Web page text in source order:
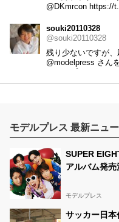
@DKmrcon https://
souki20110328
@souki20110328
残り少ないですが
@modelpress さん
スターコン https://
男子中学生ミスター
ートをたくさんの
ファイナルに進めま
をフォローして公
ます！応援よろし
ターコン
モデルプレス 最新ニュ
SUPER
アルバム発
モデルプレス
サッカー日